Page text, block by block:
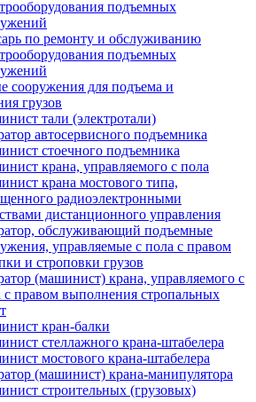
подъемных
по ремонту и обслуживанию
подъемных
сооружения для подъема и
грузов
тали (электротали)
автосервисного подъемника
стоечного подъемника
крана, управляемого с пола
крана мостового типа,
радиоэлектронными
дистанционного управления
обслуживающий подъемные
управляемые с пола с правом
и строповки грузов
(машинист) крана, управляемого с
с правом выполнения стропальных
кран-балки
стеллажного крана-штабелера
мостового крана-штабелера
(машинист) крана-манипулятора
строительных (грузовых)